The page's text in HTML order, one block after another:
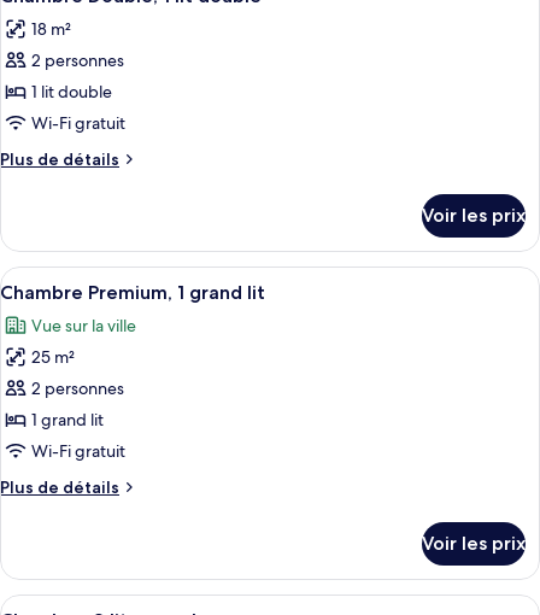
Chambre
Double
toutes
les
photos
pour
ce
type
de
Chambre
Double,
1
lit
double
18 m²
2 personnes
1 lit double
Wi-Fi gratuit
Plus de détails
Plus
le
type
de
Chambre
Double,
lit
double
Voir les prix
Afficher
toutes
les
photos
pour
ce
type
chambre :
Un ordinateur portable, un
12
Chambre Premium, 1 grand lit
Vue sur la ville
25 m²
2 personnes
1 grand lit
Wi-Fi gratuit
Plus de détails
Plus
le
type
Voir les prix
Afficher
Une chambre d’hôtel avec un lit, un